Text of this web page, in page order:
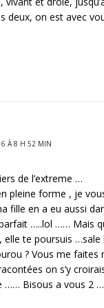
deux, on est avec
À 8 H 52 MIN
de l’extreme …
pleine forme , je
fille en a eu aussi
…..lol …… Mais
elle te poursuis
? Vous me faites
on s’y
…… Bisous a vous 2